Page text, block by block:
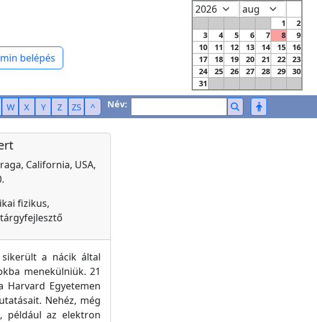
belépés
1
2
3
4 5 6 7 8
9
10
11 12 13 14 15
16
17
18 19 20 21 22
23
24
25 26 27 28 29
30
31
W X Y Z ZS ^ Név:
California, USA,
fizikus,
a nácik által
menekülniük. 21
Harvard Egyetemen
Nehéz, még
például az elektron